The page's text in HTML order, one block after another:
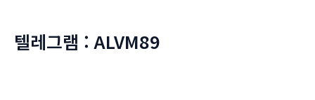
텔레그램 : ALVM89